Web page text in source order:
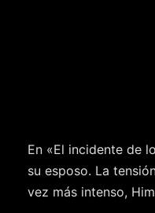
En «El incidente de
su esposo. La
vez más intenso,